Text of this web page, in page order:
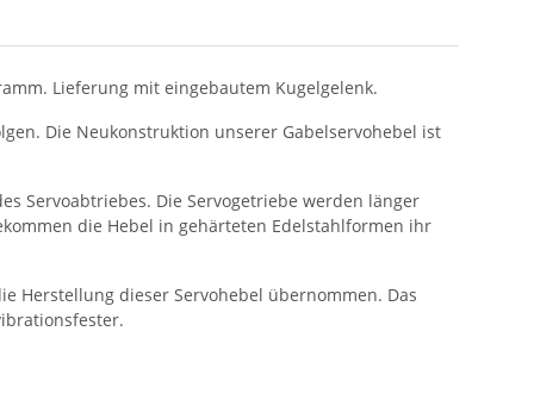
Lieferung mit eingebautem Kugelgelenk.
Die Neukonstruktion unserer Gabelservohebel ist
Servoabtriebes. Die Servogetriebe werden länger
die Hebel in gehärteten Edelstahlformen ihr
Herstellung dieser Servohebel übernommen. Das